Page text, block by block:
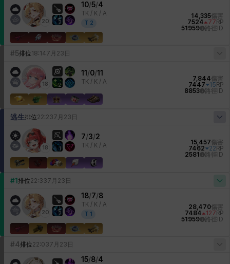
20 2
10/5/4
TK / K / A
T 2
14,335傷害
7524
77 RP
51959
路徑ID
#5排位18:147月23日
18 2
11 /0/11
TK / K / A 7,844傷害
7447
15 RP
8853
路徑ID
逃生排位22:237月23日
18 1
7/3/2
TK / K / A 15,457傷害
7462
22 RP
2581
路徑ID
#1 排位22:337月23日
20 2
18/7/8
TK / K / A
T 1
28,470傷害
7484
127 RP
51959
路徑ID
#4排位22:037月23日
15/8/4